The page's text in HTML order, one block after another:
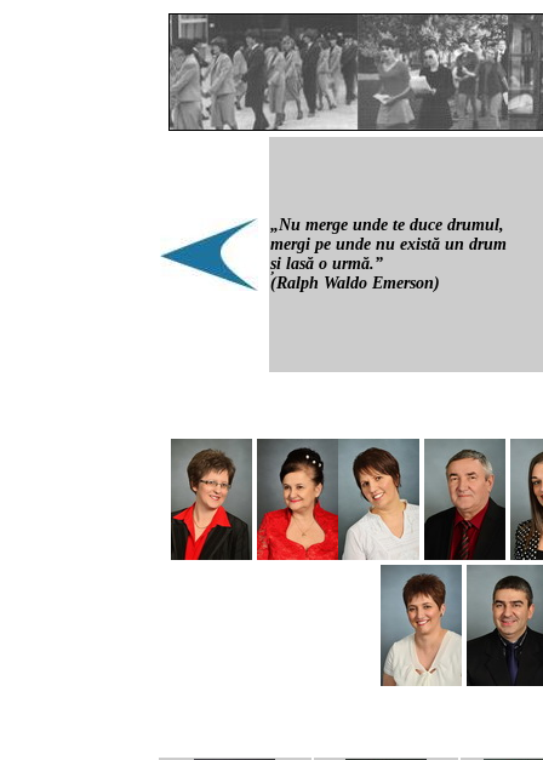
„Nu merge unde te duce drumul,
mergi pe unde nu există un drum
și lasă o urmă.”
(Ralph Waldo Emerson)